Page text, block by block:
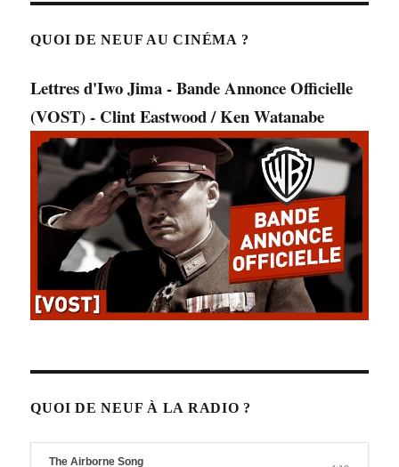
QUOI DE NEUF AU CINÉMA ?
Lettres d'Iwo Jima - Bande Annonce Officielle
(VOST) - Clint Eastwood / Ken Watanabe
QUOI DE NEUF À LA RADIO ?
The Airborne Song